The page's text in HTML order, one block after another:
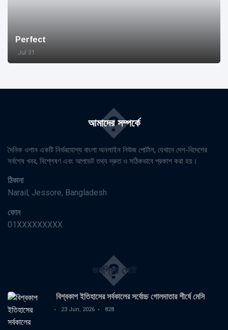
Perfect
Jul 31
আমাদের সম্পর্কে
�
দৈনিক ওশান একটি নির্ভরযোগ্য বাংলা অনলাইন নিউজ পোর্টাল, যেখানে দেশ-বিদেশের
সর্বশেষ খবর, বিশ্লেষণ এবং আপডেট তথ্য দ্রুত ও সঠিকভাবে প্রকাশ করা হয়।
ঠিকানা
Narail, Jessore, Bangladesh
ফোন
01XXXXXXXXX
জনপ্রিয় পোষ্ট
�
বিশ্বকাপ ইতিহাসের সর্বকালের সর্বোচ্চ গোলদাতার শীর্ষে মেসি
23 Jun, 2026 828